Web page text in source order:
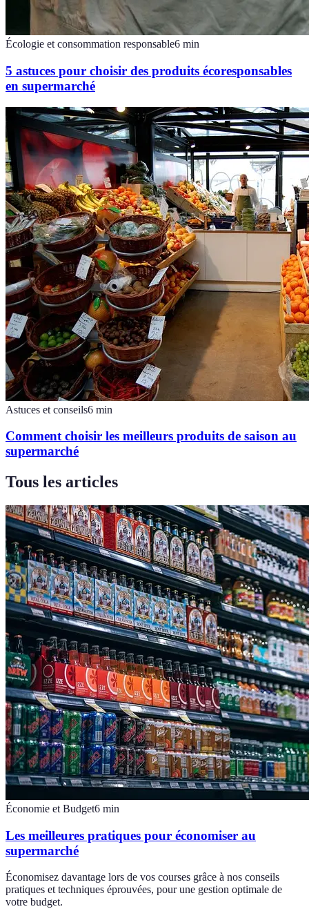
Écologie et consommation responsable6 min
5 astuces pour choisir des produits écoresponsables
en supermarché
Astuces et conseils6 min
Comment choisir les meilleurs produits de saison au
supermarché
Tous les articles
Économie et Budget6 min
Les meilleures pratiques pour économiser au
supermarché
Économisez davantage lors de vos courses grâce à nos conseils
pratiques et techniques éprouvées, pour une gestion optimale de
votre budget.